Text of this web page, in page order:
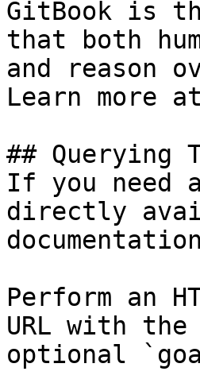
GitBook is
that both
and reason
Learn more
## Querying
If you need
directly
Perform an
URL with
optional